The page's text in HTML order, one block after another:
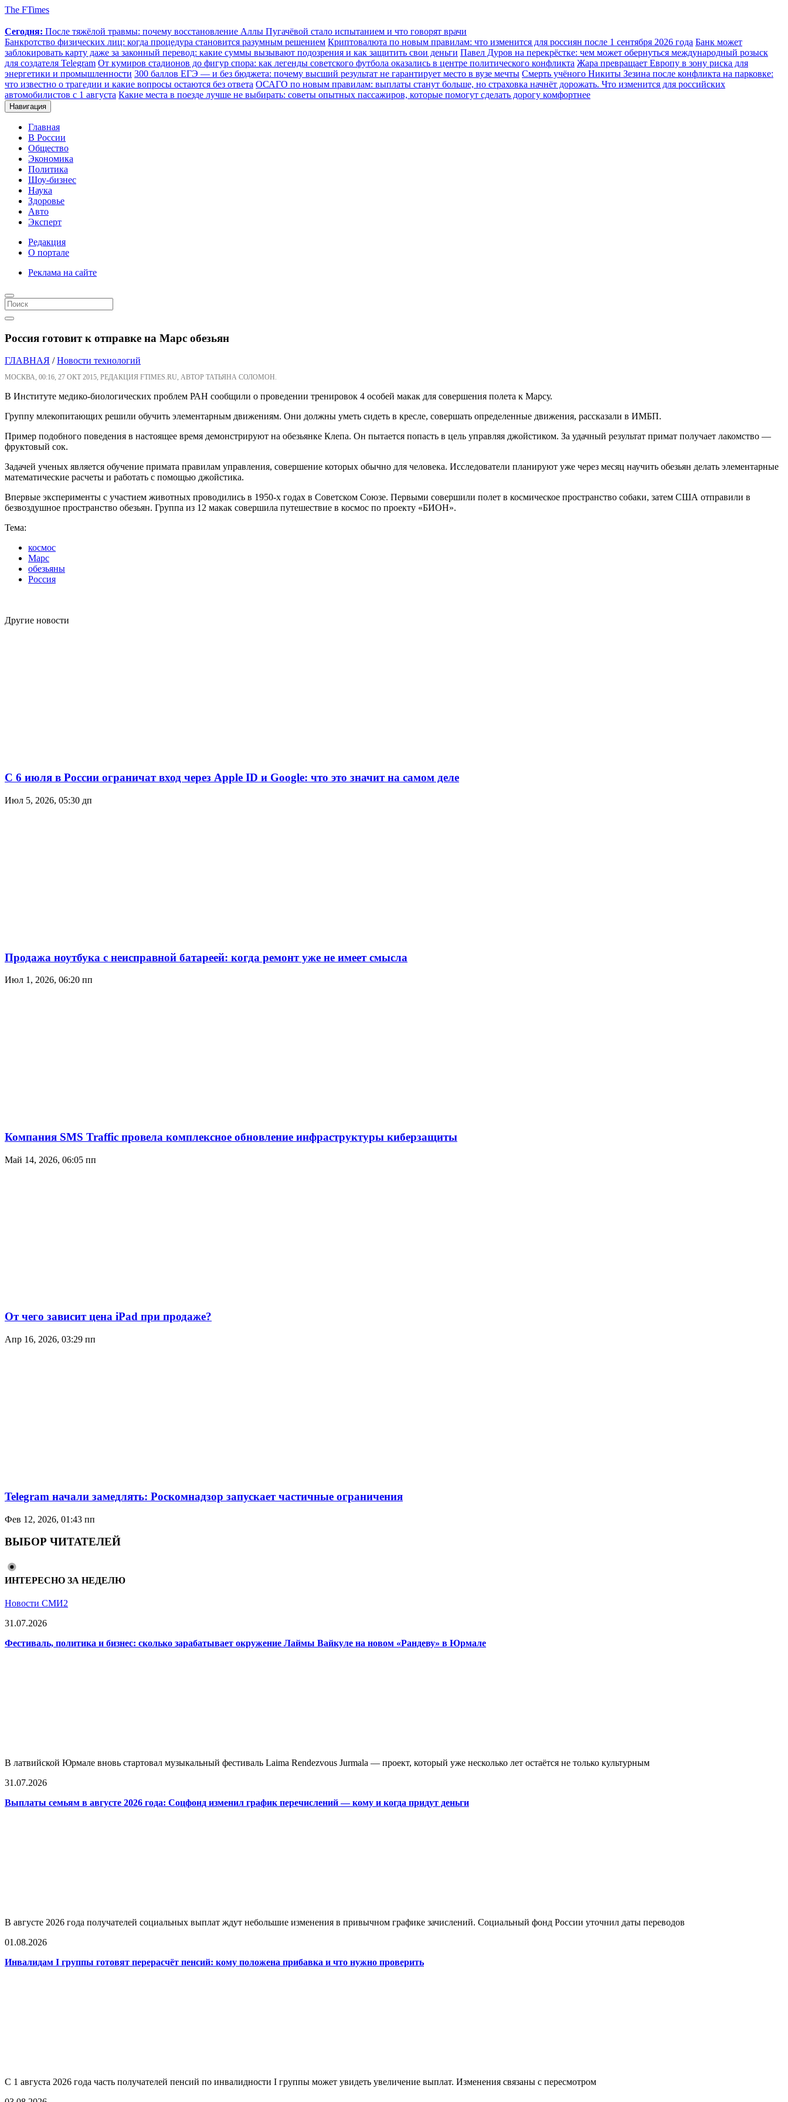
The FTimes
Сегодня: После тяжёлой травмы: почему восстановление Аллы Пугачёвой стало испытанием и что говорят врачи
Банкротство физических лиц: когда процедура становится разумным решением Криптовалюта по новым правилам: что изменится для россиян после 1 сентября 2026 года Банк может
заблокировать карту даже за законный перевод: какие суммы вызывают подозрения и как защитить свои деньги Павел Дуров на перекрёстке: чем может обернуться международный розыск
для создателя Telegram От кумиров стадионов до фигур спора: как легенды советского футбола оказались в центре политического конфликта Жара превращает Европу в зону риска для
энергетики и промышленности 300 баллов ЕГЭ — и без бюджета: почему высший результат не гарантирует место в вузе мечты Смерть учёного Никиты Зезина после конфликта на парковке:
что известно о трагедии и какие вопросы остаются без ответа ОСАГО по новым правилам: выплаты станут больше, но страховка начнёт дорожать. Что изменится для российских
автомобилистов с 1 августа Какие места в поезде лучше не выбирать: советы опытных пассажиров, которые помогут сделать дорогу комфортнее
Навигация
Главная
В России
Общество
Экономика
Политика
Шоу-бизнес
Наука
Здоровье
Авто
Эксперт
Редакция
О портале
Реклама на сайте
Россия готовит к отправке на Марс обезьян
ГЛАВНАЯ /Новости технологий
МОСКВА, 00:16, 27 ОКТ 2015, РЕДАКЦИЯ FTIMES.RU, АВТОР ТАТЬЯНА СОЛОМОН.
В Институте медико-биологических проблем РАН сообщили о проведении тренировок 4 особей макак для совершения полета к Марсу.
Группу млекопитающих решили обучить элементарным движениям. Они должны уметь сидеть в кресле, совершать определенные движения, рассказали в ИМБП.
Пример подобного поведения в настоящее время демонстрируют на обезьянке Клепа. Он пытается попасть в цель управляя джойстиком. За удачный результат примат получает лакомство —
фруктовый сок.
Задачей ученых является обучение примата правилам управления, совершение которых обычно для человека. Исследователи планируют уже через месяц научить обезьян делать элементарные
математические расчеты и работать с помощью джойстика.
Впервые эксперименты с участием животных проводились в 1950-х годах в Советском Союзе. Первыми совершили полет в космическое пространство собаки, затем США отправили в
безвоздушное пространство обезьян. Группа из 12 макак совершила путешествие в космос по проекту «БИОН».
Тема:
космос
Марс
обезьяны
Россия
Другие новости
С 6 июля в России ограничат вход через Apple ID и Google: что это значит на самом деле
Июл 5, 2026, 05:30 дп
Продажа ноутбука с неисправной батареей: когда ремонт уже не имеет смысла
Июл 1, 2026, 06:20 пп
Компания SMS Traffic провела комплексное обновление инфраструктуры киберзащиты
Май 14, 2026, 06:05 пп
От чего зависит цена iPad при продаже?
Апр 16, 2026, 03:29 пп
Telegram начали замедлять: Роскомнадзор запускает частичные ограничения
Фев 12, 2026, 01:43 пп
ВЫБОР ЧИТАТЕЛЕЙ
ИНТЕРЕСНО ЗА НЕДЕЛЮ
Новости СМИ2
31.07.2026
Фестиваль, политика и бизнес: сколько зарабатывает окружение Лаймы Вайкуле на новом «Рандеву» в Юрмале
В латвийской Юрмале вновь стартовал музыкальный фестиваль Laima Rendezvous Jurmala — проект, который уже несколько лет остаётся не только культурным
31.07.2026
Выплаты семьям в августе 2026 года: Соцфонд изменил график перечислений — кому и когда придут деньги
В августе 2026 года получателей социальных выплат ждут небольшие изменения в привычном графике зачислений. Социальный фонд России уточнил даты переводов
01.08.2026
Инвалидам I группы готовят перерасчёт пенсий: кому положена прибавка и что нужно проверить
С 1 августа 2026 года часть получателей пенсий по инвалидности I группы может увидеть увеличение выплат. Изменения связаны с пересмотром